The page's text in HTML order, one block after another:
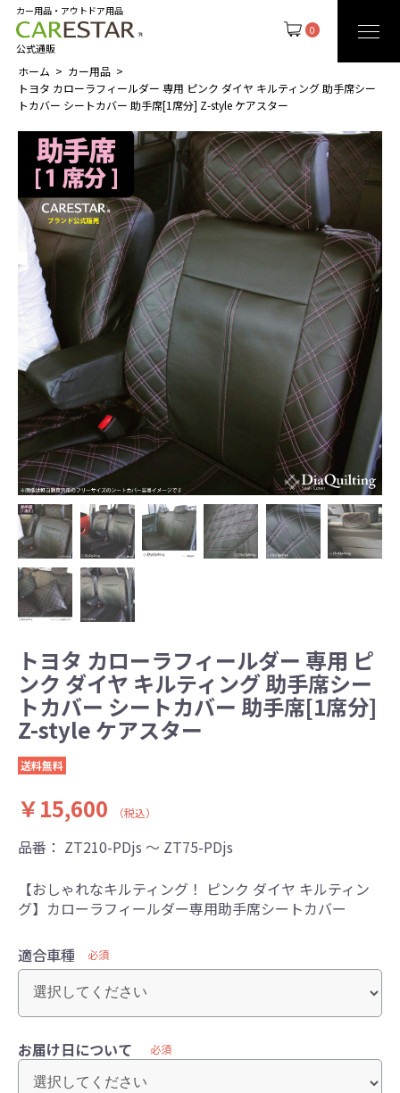
0
カー用品・アウトドア用品
公式通販
ホーム
カー用品
トヨタ カローラフィールダー 専用 ピンク ダイヤ キルティング 助手席シー
トカバー シートカバー 助手席[1席分] Z-style ケアスター
トヨタ カローラフィールダー 専用 ピ
ンク ダイヤ キルティング 助手席シー
トカバー シートカバー 助手席[1席分]
Z-style ケアスター
送料無料
￥15,600 （税込）
品番： ZT210-PDjs ～ ZT75-PDjs
【おしゃれなキルティング！ ピンク ダイヤ キルティン
グ】カローラフィールダー専用助手席シートカバー
適合車種 必須
お届け日について 必須